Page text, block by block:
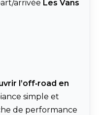
arrivée Les Vans
l’off‑road en
simple et
de performance